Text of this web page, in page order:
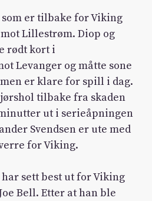
er tilbake for Viking
Lillestrøm. Diop og
rødt kort i
Levanger og måtte sone
er klare for spill i dag.
tilbake fra skaden
ut i serieåpningen
Svendsen er ute med
for Viking.
sett best ut for Viking
Bell. Etter at han ble